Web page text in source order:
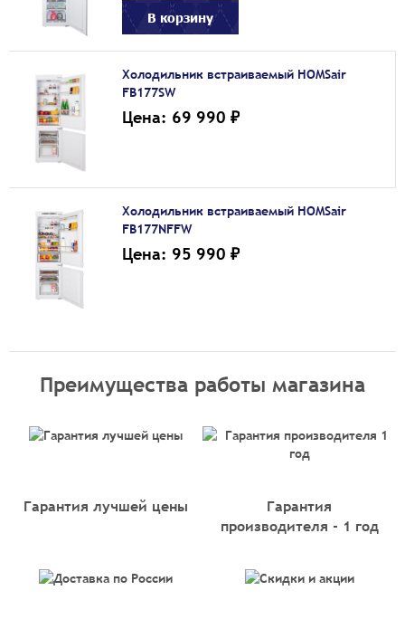
В корзину
Холодильник встраиваемый HOMSair
FB177SW
Цена: 69 990 ₽
Холодильник встраиваемый HOMSair
FB177NFFW
Цена: 95 990 ₽
Преимущества работы магазина
Гарантия лучшей цены
Гарантия
производителя - 1 год